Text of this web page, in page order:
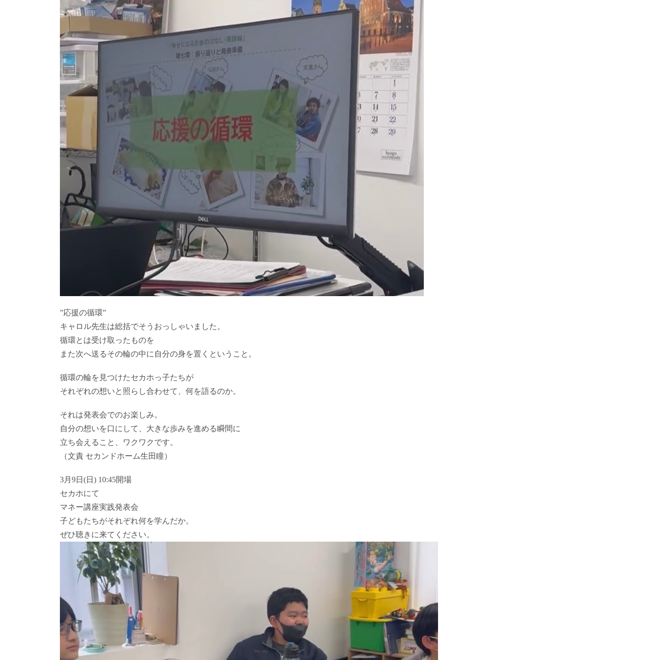
”応援の循環”
キャロル先生は総括でそうおっしゃいました。
循環とは受け取ったものを
また次へ送るその輪の中に自分の身を置くということ。
循環の輪を見つけたセカホっ子たちが
それぞれの想いと照らし合わせて、何を語るのか。
それは発表会でのお楽しみ。
自分の想いを口にして、大きな歩みを進める瞬間に
立ち会えること、ワクワクです。
（文責 セカンドホーム生田瞳）
3月9日(日) 10:45開場
セカホにて
マネー講座実践発表会
子どもたちがそれぞれ何を学んだか。
ぜひ聴きに来てください。